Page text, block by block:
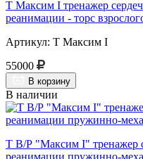
Т Максим I тренажер
реанимации - торс
Артикул: Т Максим I
55000
В корзину
В наличии
Т В/Р "Максим I" тренажер
реанимации пружинно-